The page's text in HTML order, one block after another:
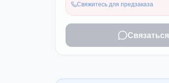
Свяжитесь для предзаказа
Связаться